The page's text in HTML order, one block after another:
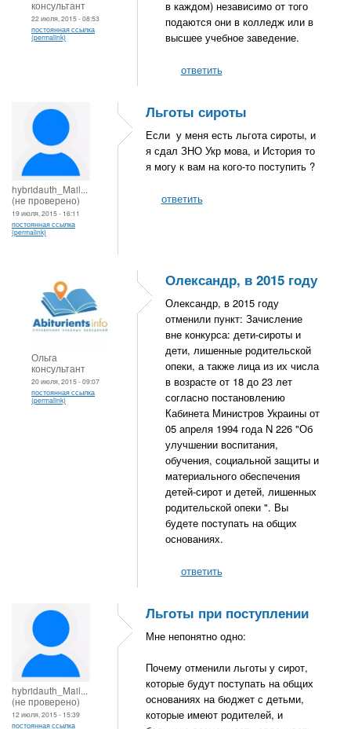
консультант
22 июля, 2015 - 08:53
постоянная ссылка
(permalink)
в каждом) независимо от того
подаются они в колледж или в
высшее учебное заведение.
ответить
hybridauth_Mail...
(не проверено)
19 июля, 2015 - 16:11
постоянная ссылка
(permalink)
Льготы сироты
Если у меня есть льгота сироты, и
я сдал ЗНО Укр мова, и История то
я могу к вам на кого-то поступить ?
ответить
Ольга
консультант
20 июля, 2015 - 09:07
постоянная ссылка
(permalink)
Олександр, в 2015 году
Олександр, в 2015 году
отменили пункт: Зачисление
вне конкурса: дети-сироты и
дети, лишенные родительской
опеки, а также лица из их числа
в возрасте от 18 до 23 лет
согласно постановлению
Кабинета Министров Украины от
05 апреля 1994 года N 226 "Об
улучшении воспитания,
обучения, социальной защиты и
материального обеспечения
детей-сирот и детей, лишенных
родительской опеки ". Вы
будете поступать на общих
основаниях.
ответить
hybridauth_Mail...
(не проверено)
12 июля, 2015 - 15:39
постоянная ссылка
Льготы при поступлении
Мне непонятно одно:
Почему отменили льготы у сирот,
которые будут поступать на общих
основаниях на бюджет с детьми,
которые имеют родителей, и